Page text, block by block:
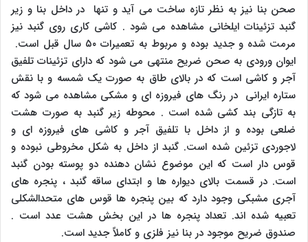
صحن بنا نیز به نظر تازه ساخت می آید و تنها در داخل بنا و زیر
گنبد تزئینات ایلخانی مشاهده می شود . کاشی کاری روی گنبد نیز
مرمت شده و جدید بوده و مربوط به تعمیرات ۵۰ سال قبل است.
ایوان ورودی به صحن ضریح منتهی می شود که دارای تزئینات تلفیق
آجر و کاشی است که در بالای طاق به صورت یک شمسه و با نقش
ستاره ایرانی در رنگ های فیروزه ای و مشکی مشاهده می شود که
به تازگی بند کشی شده است . محوطه زیر گنبد به صورت هشت
ضلعی بوده و از داخل با تلفیق آجر و کاشی های فیروزه ای و
لاجوردی تزئین شده است. گنبد از داخل به شکل مخروطی نبوده و
قوس دار است که این موضوع نشان دهنده دو پوسته بودن گنبد
است. در قسمت بالای دیواره ها و ابتدای ساقه گنبد ، پنجره های
آجری مشبکی وجود دارد که بین پنجره ها قوس های متحدالشکلی
تعبیه شده اند. تعداد پنجره ها در این بخش هشت عدد است .
صندوق ضریح موجود در بنا نیز فلزی و کاملاً جدید است.